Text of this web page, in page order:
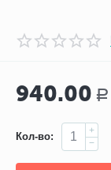
940.00 Р
Кол-во:
+
−